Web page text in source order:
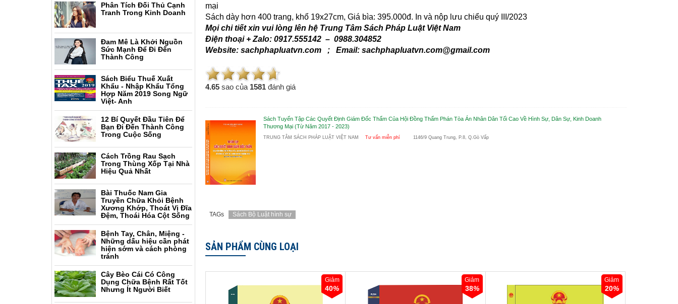
Phân Tích Đối Thủ Cạnh
Tranh Trong Kinh Doanh
Đam Mê Là Khởi Nguồn
Sức Mạnh Để Đi Đến
Thành Công
Sách Biểu Thuế Xuất
Khẩu - Nhập Khẩu Tổng
Hợp Năm 2019 Song Ngữ
Việt- Anh
12 Bí Quyết Đầu Tiên Để
Bạn Đi Đến Thành Công
Trong Cuộc Sống
Cách Trồng Rau Sạch
Trong Thùng Xốp Tại Nhà
Hiệu Quả Nhất
Bài Thuốc Nam Gia
Truyền Chữa Khỏi Bệnh
Xương Khớp, Thoát Vị Đĩa
Đệm, Thoái Hóa Cột Sống
Bệnh Tay, Chân, Miệng -
Những dấu hiệu cần phát
hiện sớm và cách phòng
tránh
Cây Bèo Cái Có Công
Dụng Chữa Bệnh Rất Tốt
Nhưng Ít Người Biết
mại
Sách dày hơn 400 trang, khổ 19x27cm, Giá bìa: 395.000đ. In và nộp lưu chiểu quý III/2023
Mọi chi tiết xin vui lòng lên hệ Trung Tâm Sách Pháp Luật Việt Nam
Điện thoại + Zalo: 0917.555142 – 0988.304852
Website: sachphapluatvn.com ; Email: sachphapluatvn.com@gmail.com
4.65 sao của 1581 đánh giá
Sách Tuyển Tập Các Quyết Định Giám Đốc Thẩm Của Hội Đồng Thẩm Phán Tòa Án Nhân Dân Tối Cao Về Hình Sự, Dân Sự, Kinh Doanh
Thương Mại (Từ Năm 2017 - 2023)
TRUNG TÂM SÁCH PHÁP LUẬT VIỆT NAM Tư vấn miễn phí 1146/9 Quang Trung, P.8, Q.Gò Vấp
TAGs Sách Bộ Luật hình sự
SẢN PHẨM CÙNG LOẠI
Giảm
40%
Giảm
38%
Giảm
20%